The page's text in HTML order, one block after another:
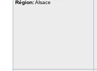
Région:Alsace